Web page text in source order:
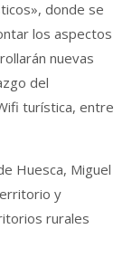
donde se
los aspectos
nuevas
del
turística, entre
Huesca, Miguel
y
rurales